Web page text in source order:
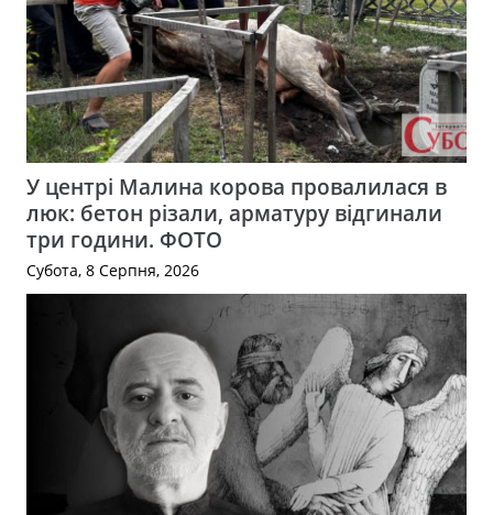
У центрі Малина корова провалилася в
люк: бетон різали, арматуру відгинали
три години. ФОТО
Субота, 8 Серпня, 2026